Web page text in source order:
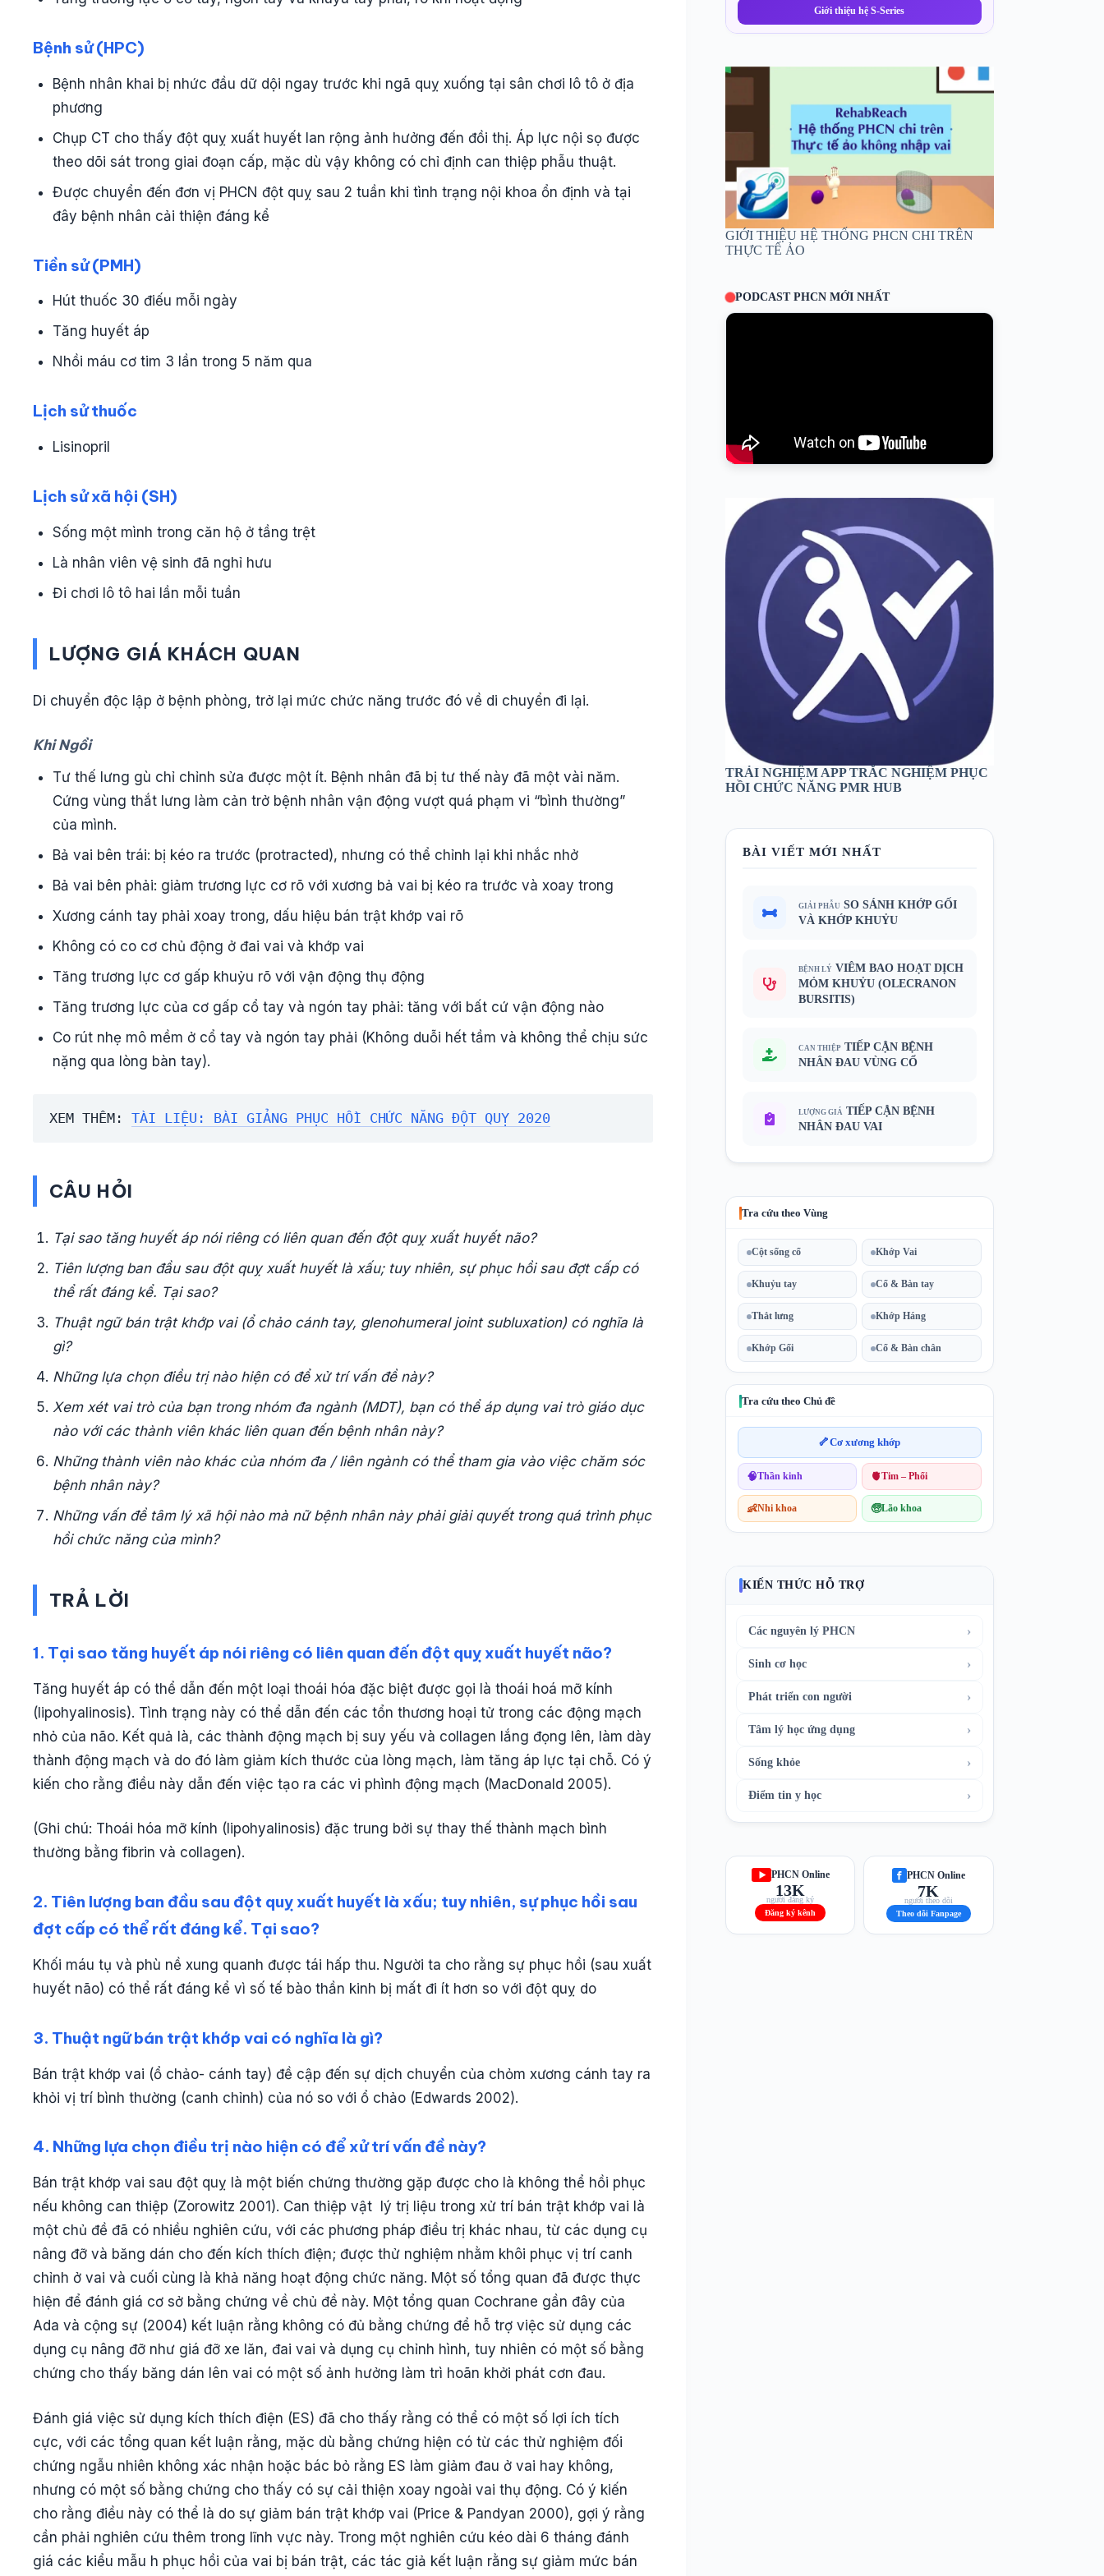
Bệnh sử (HPC)
Bệnh nhân khai bị nhức đầu dữ dội ngay trước khi ngã quỵ xuống tại sân chơi lô tô ở địa
phương
Chụp CT cho thấy đột quỵ xuất huyết lan rộng ảnh hưởng đến đồi thị. Áp lực nội sọ được
theo dõi sát trong giai đoạn cấp, mặc dù vậy không có chỉ định can thiệp phẫu thuật.
Được chuyển đến đơn vị PHCN đột quỵ sau 2 tuần khi tình trạng nội khoa ổn định và tại
đây bệnh nhân cải thiện đáng kể
Tiền sử (PMH)
Hút thuốc 30 điếu mỗi ngày
Tăng huyết áp
Nhồi máu cơ tim 3 lần trong 5 năm qua
Lịch sử thuốc
Lisinopril
Lịch sử xã hội (SH)
Sống một mình trong căn hộ ở tầng trệt
Là nhân viên vệ sinh đã nghỉ hưu
Đi chơi lô tô hai lần mỗi tuần
LƯỢNG GIÁ KHÁCH QUAN
Di chuyển độc lập ở bệnh phòng, trở lại mức chức năng trước đó về di chuyển đi lại.
Khi Ngồi
Tư thế lưng gù chỉ chỉnh sửa được một ít. Bệnh nhân đã bị tư thế này đã một vài năm.
Cứng vùng thắt lưng làm cản trở bệnh nhân vận động vượt quá phạm vi “bình thường”
của mình.
Bả vai bên trái: bị kéo ra trước (protracted), nhưng có thể chỉnh lại khi nhắc nhở
Bả vai bên phải: giảm trương lực cơ rõ với xương bả vai bị kéo ra trước và xoay trong
Xương cánh tay phải xoay trong, dấu hiệu bán trật khớp vai rõ
Không có co cơ chủ động ở đai vai và khớp vai
Tăng trương lực cơ gấp khuỷu rõ với vận động thụ động
Tăng trương lực của cơ gấp cổ tay và ngón tay phải: tăng với bất cứ vận động nào
Co rút nhẹ mô mềm ở cổ tay và ngón tay phải (Không duỗi hết tầm và không thể chịu sức
nặng qua lòng bàn tay).
XEM THÊM: TÀI LIỆU: BÀI GIẢNG PHỤC HỒI CHỨC NĂNG ĐỘT QUỴ 2020
CÂU HỎI
Tại sao tăng huyết áp nói riêng có liên quan đến đột quỵ xuất huyết não?
Tiên lượng ban đầu sau đột quỵ xuất huyết là xấu; tuy nhiên, sự phục hồi sau đợt cấp có
thể rất đáng kể. Tại sao?
Thuật ngữ bán trật khớp vai (ổ chảo cánh tay, glenohumeral joint subluxation) có nghĩa là
gì?
Những lựa chọn điều trị nào hiện có để xử trí vấn đề này?
Xem xét vai trò của bạn trong nhóm đa ngành (MDT), bạn có thể áp dụng vai trò giáo dục
nào với các thành viên khác liên quan đến bệnh nhân này?
Những thành viên nào khác của nhóm đa / liên ngành có thể tham gia vào việc chăm sóc
bệnh nhân này?
Những vấn đề tâm lý xã hội nào mà nữ bệnh nhân này phải giải quyết trong quá trình phục
hồi chức năng của mình?
TRẢ LỜI
1. Tại sao tăng huyết áp nói riêng có liên quan đến đột quỵ xuất huyết não?
Tăng huyết áp có thể dẫn đến một loại thoái hóa đặc biệt được gọi là thoái hoá mỡ kính
(lipohyalinosis). Tình trạng này có thể dẫn đến các tổn thương hoại tử trong các động mạch
nhỏ của não. Kết quả là, các thành động mạch bị suy yếu và collagen lắng đọng lên, làm dày
thành động mạch và do đó làm giảm kích thước của lòng mạch, làm tăng áp lực tại chỗ. Có ý
kiến ​​cho rằng điều này dẫn đến việc tạo ra các vi phình động mạch (MacDonald 2005).
(Ghi chú: Thoái hóa mỡ kính (lipohyalinosis) đặc trung bởi sự thay thế thành mạch bình
thường bằng fibrin và collagen).
2. Tiên lượng ban đầu sau đột quỵ xuất huyết là xấu; tuy nhiên, sự phục hồi sau
đợt cấp có thể rất đáng kể. Tại sao?
Khối máu tụ và phù nề xung quanh được tái hấp thu. Người ta cho rằng sự phục hồi (sau xuất
huyết não) có thể rất đáng kể vì số tế bào thần kinh bị mất đi ít hơn so với đột quỵ do
3. Thuật ngữ bán trật khớp vai có nghĩa là gì?
Bán trật khớp vai (ổ chảo- cánh tay) đề cập đến sự dịch chuyển của chỏm xương cánh tay ra
khỏi vị trí bình thường (canh chỉnh) của nó so với ổ chảo (Edwards 2002).
4. Những lựa chọn điều trị nào hiện có để xử trí vấn đề này?
Bán trật khớp vai sau đột quỵ là một biến chứng thường gặp được cho là không thể hồi phục
nếu không can thiệp (Zorowitz 2001). Can thiệp vật lý trị liệu trong xử trí bán trật khớp vai là
một chủ đề đã có nhiều nghiên cứu, với các phương pháp điều trị khác nhau, từ các dụng cụ
nâng đỡ và băng dán cho đến kích thích điện; được thử nghiệm nhằm khôi phục vị trí canh
chỉnh ở vai và cuối cùng là khả năng hoạt động chức năng. Một số tổng quan đã được thực
hiện để đánh giá cơ sở bằng chứng về chủ đề này. Một tổng quan Cochrane gần đây của
Ada và cộng sự (2004) kết luận rằng không có đủ bằng chứng để hỗ trợ việc sử dụng các
dụng cụ nâng đỡ như giá đỡ xe lăn, đai vai và dụng cụ chỉnh hình, tuy nhiên có một số bằng
chứng cho thấy băng dán lên vai có một số ảnh hưởng làm trì hoãn khởi phát cơn đau.
Đánh giá việc sử dụng kích thích điện (ES) đã cho thấy rằng có thể có một số lợi ích tích
cực, với các tổng quan kết luận rằng, mặc dù bằng chứng hiện có từ các thử nghiệm đối
chứng ngẫu nhiên không xác nhận hoặc bác bỏ rằng ES làm giảm đau ở vai hay không,
nhưng có một số bằng chứng cho thấy có sự cải thiện xoay ngoài vai thụ động. Có ý kiến ​​
cho rằng điều này có thể là do sự giảm bán trật khớp vai (Price & Pandyan 2000), gợi ý rằng
cần phải nghiên cứu thêm trong lĩnh vực này. Trong một nghiên cứu kéo dài 6 tháng đánh
giá các kiểu mẫu h phục hồi của vai bị bán trật, các tác giả kết luận rằng sự giảm mức bán
Giới thiệu hệ S-Series
GIỚI THIỆU HỆ THỐNG PHCN CHI TRÊN
THỰC TẾ ẢO
PODCAST PHCN MỚI NHẤT
TRẢI NGHIỆM APP TRẮC NGHIỆM PHỤC
HỒI CHỨC NĂNG PMR HUB
BÀI VIẾT MỚI NHẤT
GIẢI PHẪU SO SÁNH KHỚP GỐI
VÀ KHỚP KHUỶU
BỆNH LÝ VIÊM BAO HOẠT DỊCH
MỎM KHUỶU (OLECRANON
BURSITIS)
CAN THIỆP TIẾP CẬN BỆNH
NHÂN ĐAU VÙNG CỔ
LƯỢNG GIÁ TIẾP CẬN BỆNH
NHÂN ĐAU VAI
Tra cứu theo Vùng
Cột sống cổ Khớp Vai
Khuỷu tay Cổ & Bàn tay
Thắt lưng Khớp Háng
Khớp Gối Cổ & Bàn chân
Tra cứu theo Chủ đề
🦴Cơ xương khớp
🧠Thần kinh 🫀Tim – Phổi
👶Nhi khoa 🧓Lão khoa
KIẾN THỨC HỖ TRỢ
Các nguyên lý PHCN ›
Sinh cơ học ›
Phát triển con người ›
Tâm lý học ứng dụng ›
Sống khỏe ›
Điểm tin y học ›
PHCN Online
13K
người đăng ký
Đăng ký kênh
PHCN Online
7K
người theo dõi
Theo dõi Fanpage